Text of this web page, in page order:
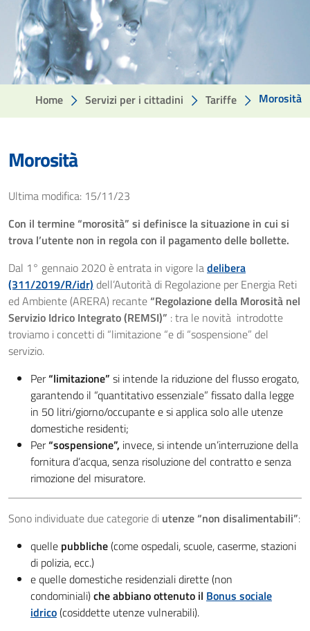
Home Servizi per i cittadini Tariffe Morosità
Morosità
Ultima modifica: 15/11/23
Con il termine “morosità” si definisce la situazione in cui si
trova l’utente non in regola con il pagamento delle bollette.
Dal 1° gennaio 2020 è entrata in vigore ladelibera
(311/2019/R/idr) dell’Autorità di Regolazione per Energia Reti
ed Ambiente (ARERA) recante“Regolazione della Morosità nel
Servizio Idrico Integrato (REMSI)” : tra le novità introdotte
troviamo i concetti di “limitazione “e di “sospensione” del
servizio.
Per“limitazione” si intende la riduzione del flusso erogato,
garantendo il “quantitativo essenziale” fissato dalla legge
in 50 litri/giorno/occupante e si applica solo alle utenze
domestiche residenti;
Per“sospensione”, invece, si intende un’interruzione della
fornitura d’acqua, senza risoluzione del contratto e senza
rimozione del misuratore.
Sono individuate due categorie di utenze “non disalimentabili”:
quelle pubbliche(come ospedali, scuole, caserme, stazioni
di polizia, ecc.)
e quelle domestiche residenziali dirette (non
condominiali)che abbiano ottenuto il Bonus sociale
idrico(cosiddette utenze vulnerabili).